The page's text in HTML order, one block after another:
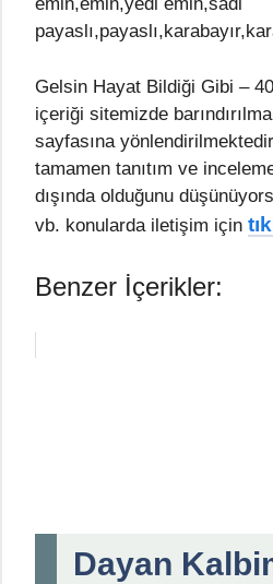
Gelsin Hayat Bildiği Gibi –
içeriği sitemizde
sayfasına
tamamen tanıtım ve
dışında olduğunu
vb. konularda iletişim için
Benzer İçerikler:
Dayan